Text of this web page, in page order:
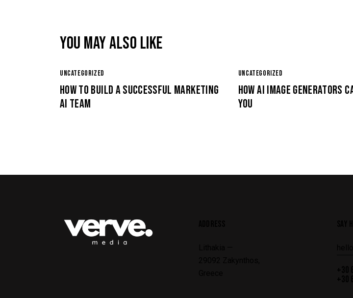
YOU MAY ALSO LIKE
UNCATEGORIZED
HOW TO BUILD A SUCCESSFUL MARKETING
AI TEAM
UNCATEGORIZED
HOW AI IMAGE GENERATORS
YOU